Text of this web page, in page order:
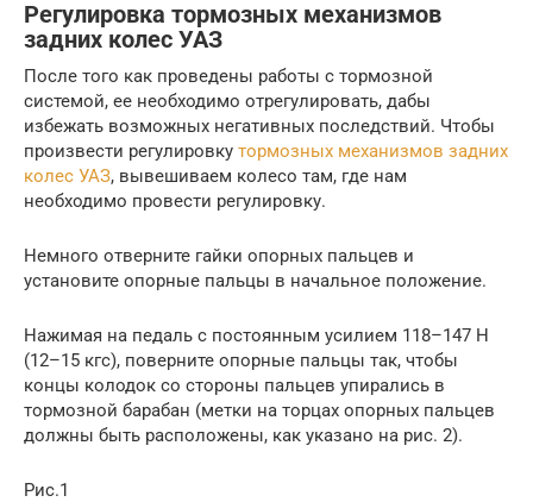
Регулировка тормозных механизмов
задних колес УАЗ
После того как проведены работы с тормозной
системой, ее необходимо отрегулировать, дабы
избежать возможных негативных последствий. Чтобы
произвести регулировку тормозных механизмов задних
колес УАЗ, вывешиваем колесо там, где нам
необходимо провести регулировку.
Немного отверните гайки опорных пальцев и
установите опорные пальцы в начальное положение.
Нажимая на педаль с постоянным усилием 118–147 Н
(12–15 кгс), поверните опорные пальцы так, чтобы
концы колодок со стороны пальцев упирались в
тормозной барабан (метки на торцах опорных пальцев
должны быть расположены, как указано на рис. 2).
Рис.1